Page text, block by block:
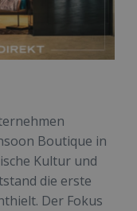
Boutique in
Kultur und
die erste
Der Fokus